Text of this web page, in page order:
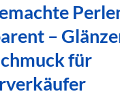
–
für